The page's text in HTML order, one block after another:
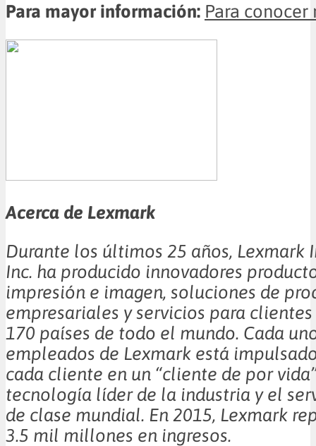
Para mayor información: Para conocer
Acerca de Lexmark
Durante los últimos 25 años, Lexmark
Inc. ha producido innovadores
impresión e imagen, soluciones de
empresariales y servicios para clientes
170 países de todo el mundo. Cada
empleados de Lexmark está
cada cliente en un “cliente de por
tecnología líder de la industria y el
de clase mundial. En 2015, Lexmark
3.5 mil millones en ingresos.